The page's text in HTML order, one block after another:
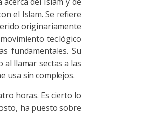
el Islam. Se refiere
originariamente
teológico
fundamentales. Su
llamar sectas a las
usa sin complejos.
horas. Es cierto lo
ha puesto sobre